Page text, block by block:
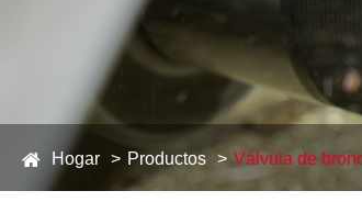
Hogar Productos Válvula de